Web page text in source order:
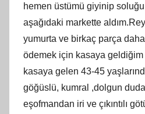
hemen üstümü giyinip
aşağıdaki markette
yumurta ve birkaç parça daha
ödemek için kasaya geldiğim
kasaya gelen 43-45
göğüslü, kumral ,dolgun
eşofmandan iri ve çıkıntılı